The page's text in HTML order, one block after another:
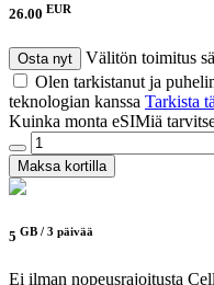
26.00 EUR
Osta nyt
Välitön toimitus
Olen tarkistanut ja
teknologian kanssa Tarkista
Kuinka monta eSIMiä
Maksa kortilla
5 GB / 3 päivää
Ei ilman nopeusrajoitusta